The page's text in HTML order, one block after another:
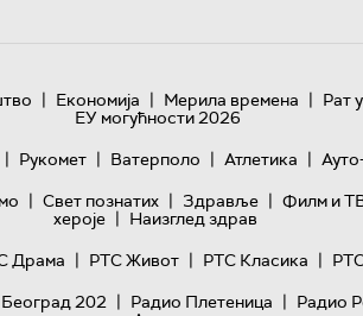
| Економија | Мерила времена | Рат
ЕУ могућности 2026
| Рукомет | Ватерполо | Атлетика |
| Свет познатих | Здравље | Филм и
хероје | Наизглед здрав
Драма | РТС Живот | РТС Класика |
Београд 202 | Радио Плетеница | Радио